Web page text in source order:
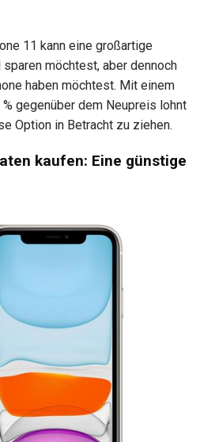
11 kann eine großartige
möchtest, aber dennoch
haben möchtest. Mit einem
gegenüber dem Neupreis lohnt
Option in Betracht zu ziehen.
kaufen: Eine günstige